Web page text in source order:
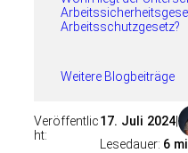
Arbeitsschutzgesetz?
Weitere Blogbeiträge
Veröffentlic
ht:
17. Juli 2024|
Lesedauer: 6